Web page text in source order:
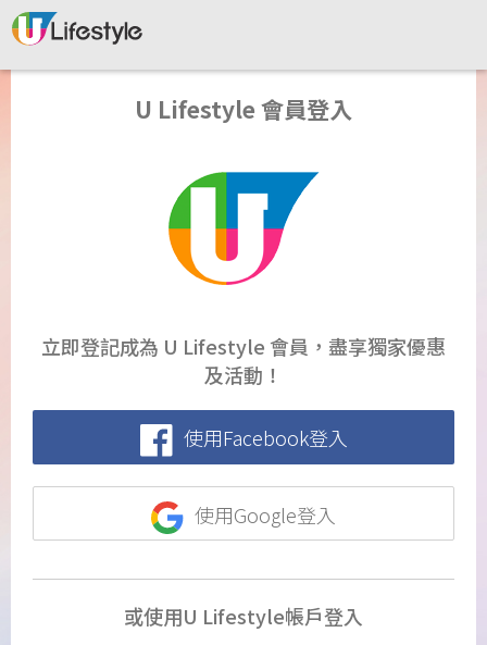
U Lifestyle 會員登入
立即登記成為 U Lifestyle 會員，盡享獨家優惠
及活動！
使用Facebook登入
使用Google登入
或使用U Lifestyle帳戶登入